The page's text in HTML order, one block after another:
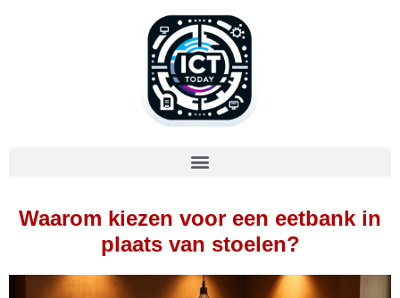
Waarom kiezen voor een eetbank in
plaats van stoelen?